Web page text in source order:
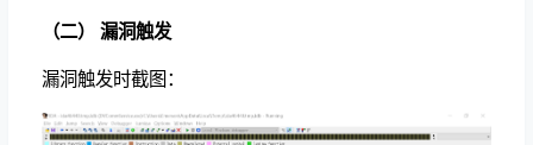
（二） 漏洞触发
漏洞触发时截图：